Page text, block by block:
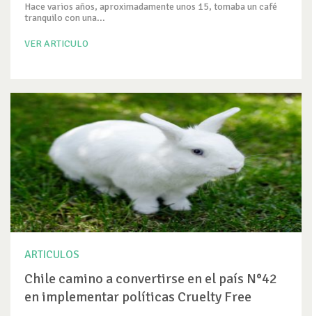
Hace varios años, aproximadamente unos 15, tomaba un café
tranquilo con una...
VER ARTICULO
ARTICULOS
Chile camino a convertirse en el país N°42
en implementar políticas Cruelty Free